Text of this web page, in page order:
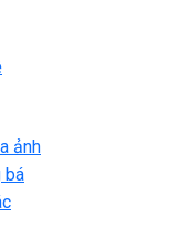
ảnh
bá